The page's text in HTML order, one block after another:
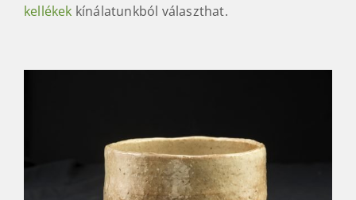
kellékek kínálatunkból választhat.